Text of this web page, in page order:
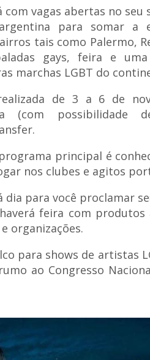
vagas abertas no seu
para somar a
tais como Palermo,
gays, feira e
marchas LGBT do
de 3 a 6 de
(com possibilidade
principal é
nos clubes e agitos
dia para você proclamar
haverá feira com
organizações.
para shows de artistas
ao Congresso